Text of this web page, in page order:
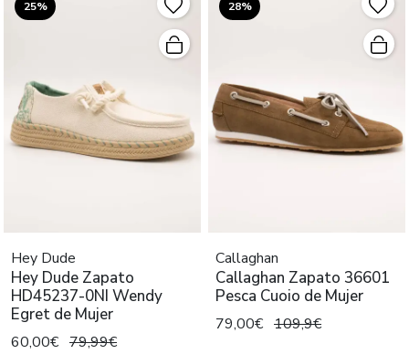
25%
Hey Dude
Hey Dude Zapato
HD45237-0NI Wendy
Egret de Mujer
60,00€ 79,99€
28%
Callaghan
Callaghan Zapato 36601
Pesca Cuoio de Mujer
79,00€ 109,9€